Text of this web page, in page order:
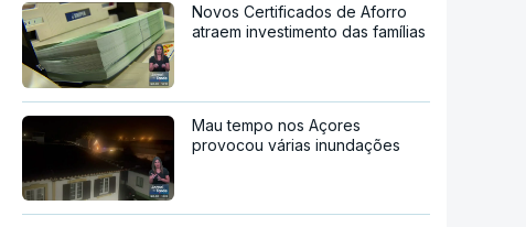
Novos Certificados de Aforro
atraem investimento das famílias
Mau tempo nos Açores
provocou várias inundações